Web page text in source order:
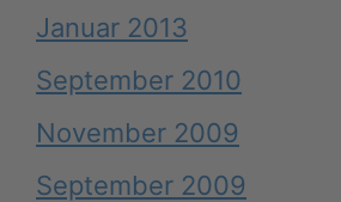
Januar 2013
September 2010
November 2009
September 2009